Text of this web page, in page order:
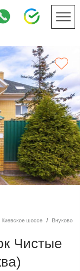
Киевское шоссе Внуково